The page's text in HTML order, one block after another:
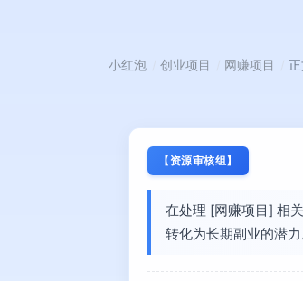
小红泡 创业项目 网赚项目
【资源审核组】
在处理 [网赚项目] 相
转化为长期副业的潜力